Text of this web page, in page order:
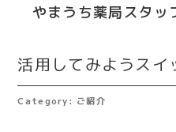
やまうち薬局スタッ
活用してみようスイ
Category: ご紹介